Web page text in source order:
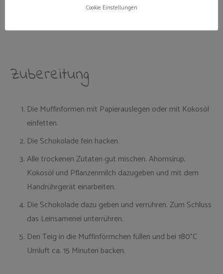
50g dunkle Schokolade (vegan, am besten mit
Zubereitung
Die Muffinformen mit Papierauslegen oder mit Kokosöl
einfetten.
Die Schokolade fein hacken.
Alle trockenen Zutaten gut mischen. Ahornsirup,
Kokosöl und Pflanzenmilch dazugeben und mit dem
Handrührgerät einarbeiten.
Die Schokolade dazu geben und verrühren. Zum Schluss
das Leinsamenei unterrühren.
Den Teig in die Muffinförmchen füllen und bei 180°C
Umluft ca. 15 Minuten backen.
Cookie Einstellungen